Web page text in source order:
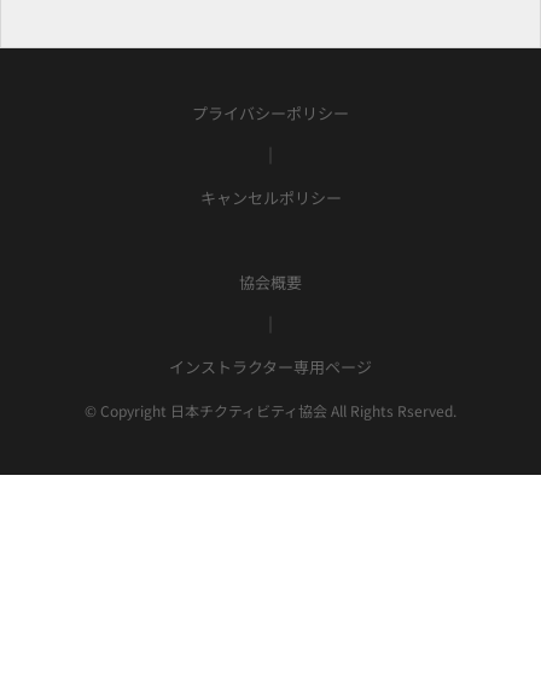
プライバシーポリシー
キャンセルポリシー
協会概要
インストラクター専用ページ
© Copyright 日本チクティビティ協会 All Rights Rserved.